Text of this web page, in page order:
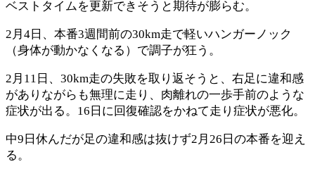
ベストタイムを更新できそうと期待が膨らむ。
2月4日、本番3週間前の30km走で軽いハンガーノック
（身体が動かなくなる）で調子が狂う。
2月11日、30km走の失敗を取り返そうと、右足に違和感
がありながらも無理に走り、肉離れの一歩手前のような
症状が出る。16日に回復確認をかねて走り症状が悪化。
中9日休んだが足の違和感は抜けず2月26日の本番を迎え
る。